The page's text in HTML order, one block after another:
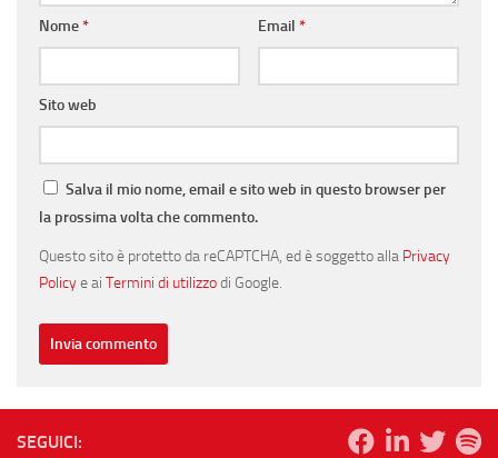
Nome* Email *
Sito web
Salva il mio nome, email e sito web in questo browser per
la prossima volta che commento.
Questo sito è protetto da reCAPTCHA, ed è soggetto alla Privacy
Policye ai Termini di utilizzodi Google.
SEGUICI: